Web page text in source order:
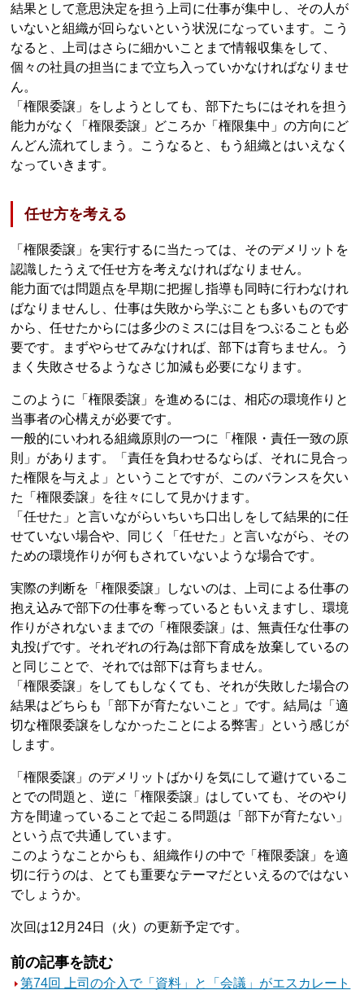
結果として意思決定を担う上司に仕事が集中し、その人が
いないと組織が回らないという状況になっています。こう
なると、上司はさらに細かいことまで情報収集をして、
個々の社員の担当にまで立ち入っていかなければなりませ
ん。
「権限委譲」をしようとしても、部下たちにはそれを担う
能力がなく「権限委譲」どころか「権限集中」の方向にど
んどん流れてしまう。こうなると、もう組織とはいえなく
なっていきます。
任せ方を考える
「権限委譲」を実行するに当たっては、そのデメリットを
認識したうえで任せ方を考えなければなりません。
能力面では問題点を早期に把握し指導も同時に行わなけれ
ばなりませんし、仕事は失敗から学ぶことも多いものです
から、任せたからには多少のミスには目をつぶることも必
要です。まずやらせてみなければ、部下は育ちません。う
まく失敗させるようなさじ加減も必要になります。
このように「権限委譲」を進めるには、相応の環境作りと
当事者の心構えが必要です。
一般的にいわれる組織原則の一つに「権限・責任一致の原
則」があります。「責任を負わせるならば、それに見合っ
た権限を与えよ」ということですが、このバランスを欠い
た「権限委譲」を往々にして見かけます。
「任せた」と言いながらいちいち口出しをして結果的に任
せていない場合や、同じく「任せた」と言いながら、その
ための環境作りが何もされていないような場合です。
実際の判断を「権限委譲」しないのは、上司による仕事の
抱え込みで部下の仕事を奪っているともいえますし、環境
作りがされないままでの「権限委譲」は、無責任な仕事の
丸投げです。それぞれの行為は部下育成を放棄しているの
と同じことで、それでは部下は育ちません。
「権限委譲」をしてもしなくても、それが失敗した場合の
結果はどちらも「部下が育たないこと」です。結局は「適
切な権限委譲をしなかったことによる弊害」という感じが
します。
「権限委譲」のデメリットばかりを気にして避けているこ
とでの問題と、逆に「権限委譲」はしていても、そのやり
方を間違っていることで起こる問題は「部下が育たない」
という点で共通しています。
このようなことからも、組織作りの中で「権限委譲」を適
切に行うのは、とても重要なテーマだといえるのではない
でしょうか。
次回は12月24日（火）の更新予定です。
前の記事を読む
第74回 上司の介入で「資料」と「会議」がエスカレート